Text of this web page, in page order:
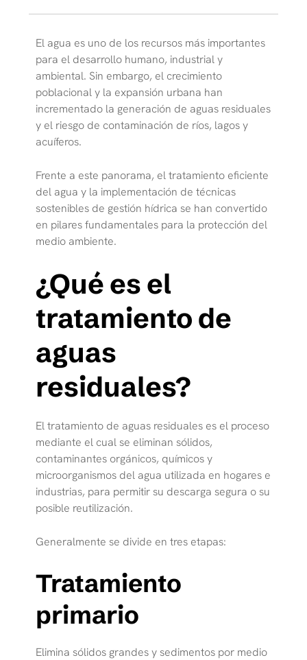
El agua es uno de los recursos más importantes
para el desarrollo humano, industrial y
ambiental. Sin embargo, el crecimiento
poblacional y la expansión urbana han
incrementado la generación de aguas residuales
y el riesgo de contaminación de ríos, lagos y
acuíferos.
Frente a este panorama, el tratamiento eficiente
del agua y la implementación de técnicas
sostenibles de gestión hídrica se han convertido
en pilares fundamentales para la protección del
medio ambiente.
¿Qué es el
tratamiento de
aguas
residuales?
El tratamiento de aguas residuales es el proceso
mediante el cual se eliminan sólidos,
contaminantes orgánicos, químicos y
microorganismos del agua utilizada en hogares e
industrias, para permitir su descarga segura o su
posible reutilización.
Generalmente se divide en tres etapas:
Tratamiento
primario
Elimina sólidos grandes y sedimentos por medio